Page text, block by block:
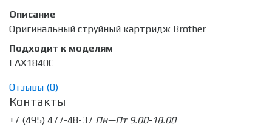
Описание
Оригинальный струйный картридж Brother
Подходит к моделям
FAX1840С
Отзывы (0)
Контакты
+7 (495) 477-48-37 Пн—Пт 9.00-18.00